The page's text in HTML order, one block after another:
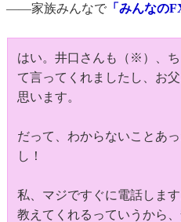
――家族みんなで 「みんなの
はい。井口さんも（※）、
て言ってくれましたし、お
思います。
だって、わからないことあ
し！
私、マジですぐに電話しま
教えてくれるっていうから